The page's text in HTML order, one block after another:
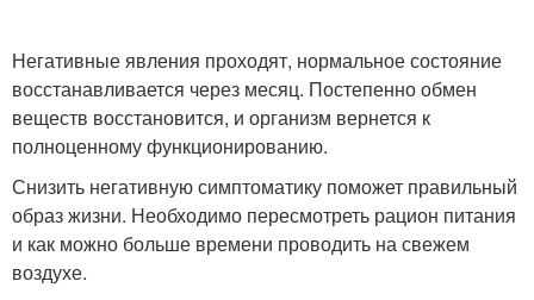
Негативные явления проходят, нормальное состояние
восстанавливается через месяц. Постепенно обмен
веществ восстановится, и организм вернется к
полноценному функционированию.
Снизить негативную симптоматику поможет правильный
образ жизни. Необходимо пересмотреть рацион питания
и как можно больше времени проводить на свежем
воздухе.